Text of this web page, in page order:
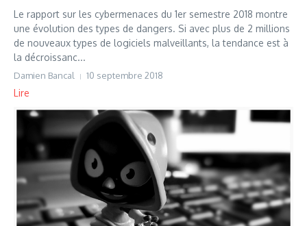
Le rapport sur les cybermenaces du 1er semestre 2018 montre
une évolution des types de dangers. Si avec plus de 2 millions
de nouveaux types de logiciels malveillants, la tendance est à
la décroissanc...
Damien Bancal 10 septembre 2018
Lire